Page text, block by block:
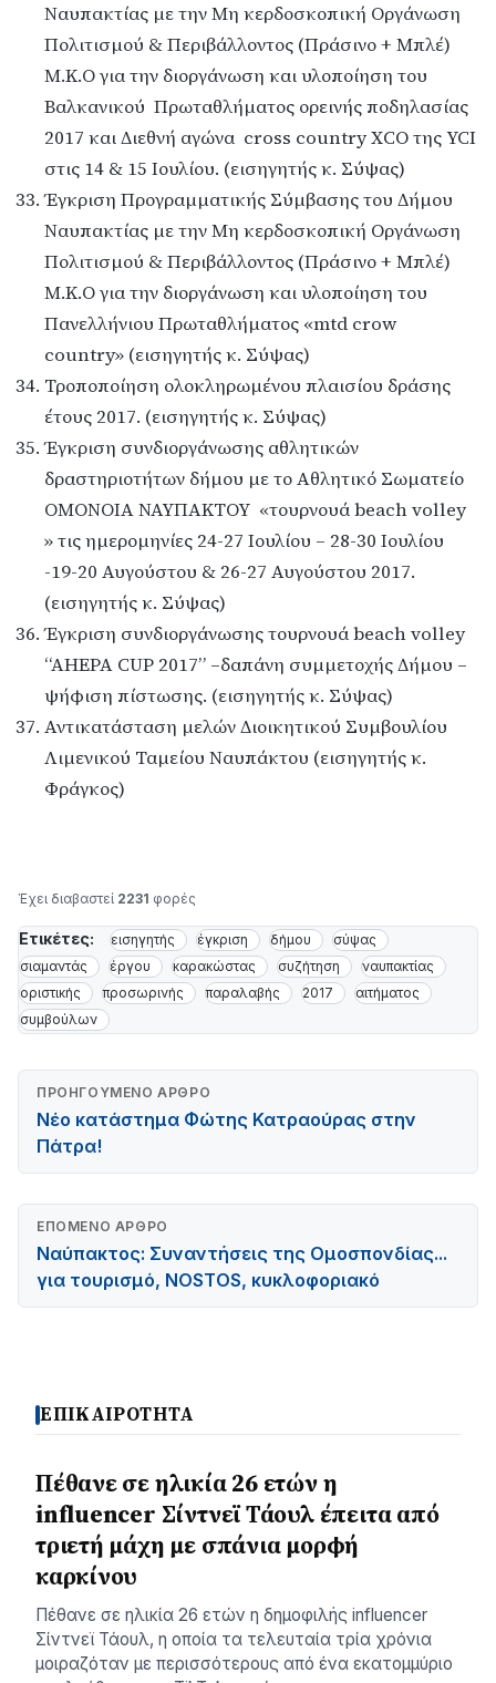
Ναυπακτίας με την Μη κερδοσκοπική Οργάνωση
Πολιτισμού & Περιβάλλοντος (Πράσινο + Μπλέ)
Μ.Κ.Ο για την διοργάνωση και υλοποίηση του
Bαλκανικού Πρωταθλήματος ορεινής ποδηλασίας
2017 και Διεθνή αγώνα cross country XCO της YCI
στις 14 & 15 Ιουλίου. (εισηγητής κ. Σύψας)
Έγκριση Προγραμματικής Σύμβασης του Δήμου
Ναυπακτίας με την Μη κερδοσκοπική Οργάνωση
Πολιτισμού & Περιβάλλοντος (Πράσινο + Μπλέ)
Μ.Κ.Ο για την διοργάνωση και υλοποίηση του
Πανελλήνιου Πρωταθλήματος «mtd crow
country» (εισηγητής κ. Σύψας)
Τροποποίηση ολοκληρωμένου πλαισίου δράσης
έτους 2017. (εισηγητής κ. Σύψας)
Έγκριση συνδιοργάνωσης αθλητικών
δραστηριοτήτων δήμου με το Αθλητικό Σωματείο
ΟΜΟΝΟΙΑ ΝΑΥΠΑΚΤΟΥ «τουρνουά beach volley
» τις ημερομηνίες 24-27 Ιουλίου – 28-30 Ιουλίου
-19-20 Αυγούστου & 26-27 Αυγούστου 2017.
(εισηγητής κ. Σύψας)
Έγκριση συνδιοργάνωσης τουρνουά beach volley
“AHEPA CUP 2017” –δαπάνη συμμετοχής Δήμου –
ψήφιση πίστωσης. (εισηγητής κ. Σύψας)
Αντικατάσταση μελών Διοικητικού Συμβουλίου
Λιμενικού Ταμείου Ναυπάκτου (εισηγητής κ.
Φράγκος)
Έχει διαβαστεί 2231 φορές
Ετικέτες: εισηγητής έγκριση δήμου
σύψας
σιαμαντάς
έργου καρακώστας συζήτηση
ναυπακτίας
οριστικής
προσωρινής παραλαβής 2017
αιτήματος
συμβούλων
ΠΡΟΗΓΟΎΜΕΝΟ ΆΡΘΡΟ
Νέο κατάστημα Φώτης Κατραούρας στην
Πάτρα!
ΕΠΌΜΕΝΟ ΆΡΘΡΟ
Ναύπακτος: Συναντήσεις της Ομοσπονδίας...
για τουρισμό, NOSTOS, κυκλοφοριακό
ΕΠΙΚΑΙΡΟΤΗΤΑ
Πέθανε σε ηλικία 26 ετών η
influencer Σίντνεϊ Τάουλ έπειτα από
τριετή μάχη με σπάνια μορφή
καρκίνου
Πέθανε σε ηλικία 26 ετών η δημοφιλής influencer
Σίντνεϊ Τάουλ, η οποία τα τελευταία τρία χρόνια
μοιραζόταν με περισσότερους από ένα εκατομμύριο